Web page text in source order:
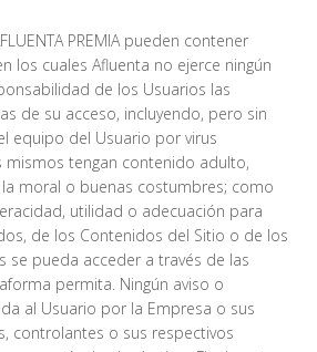
PREMIA pueden contener
los cuales Afluenta no ejerce ningún
de los Usuarios las
de su acceso, incluyendo, pero sin
equipo del Usuario por virus
tengan contenido adulto,
moral o buenas costumbres; como
utilidad o adecuación para
de los Contenidos del Sitio o de los
se pueda acceder a través de las
permita. Ningún aviso o
al Usuario por la Empresa o sus
controlantes o sus respectivos